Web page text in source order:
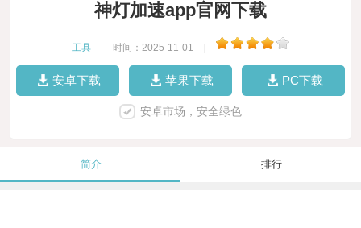
神灯加速app官网下载
工具 时间：2025-11-01
安卓下载 苹果下载 PC下载
安卓市场，安全绿色
简介 排行